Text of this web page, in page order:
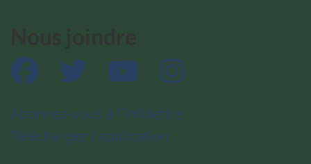
Facebook Twitter YouTube
Abonnez-vous à l’infolettre
Téléchargez l’application